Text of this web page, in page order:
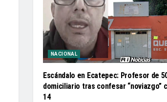
NACIONAL
Escándalo en Ecatepec: Profesor de
domiciliario tras confesar “noviazgo”
14